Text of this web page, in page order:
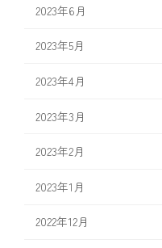
2023年6月
2023年5月
2023年4月
2023年3月
2023年2月
2023年1月
2022年12月